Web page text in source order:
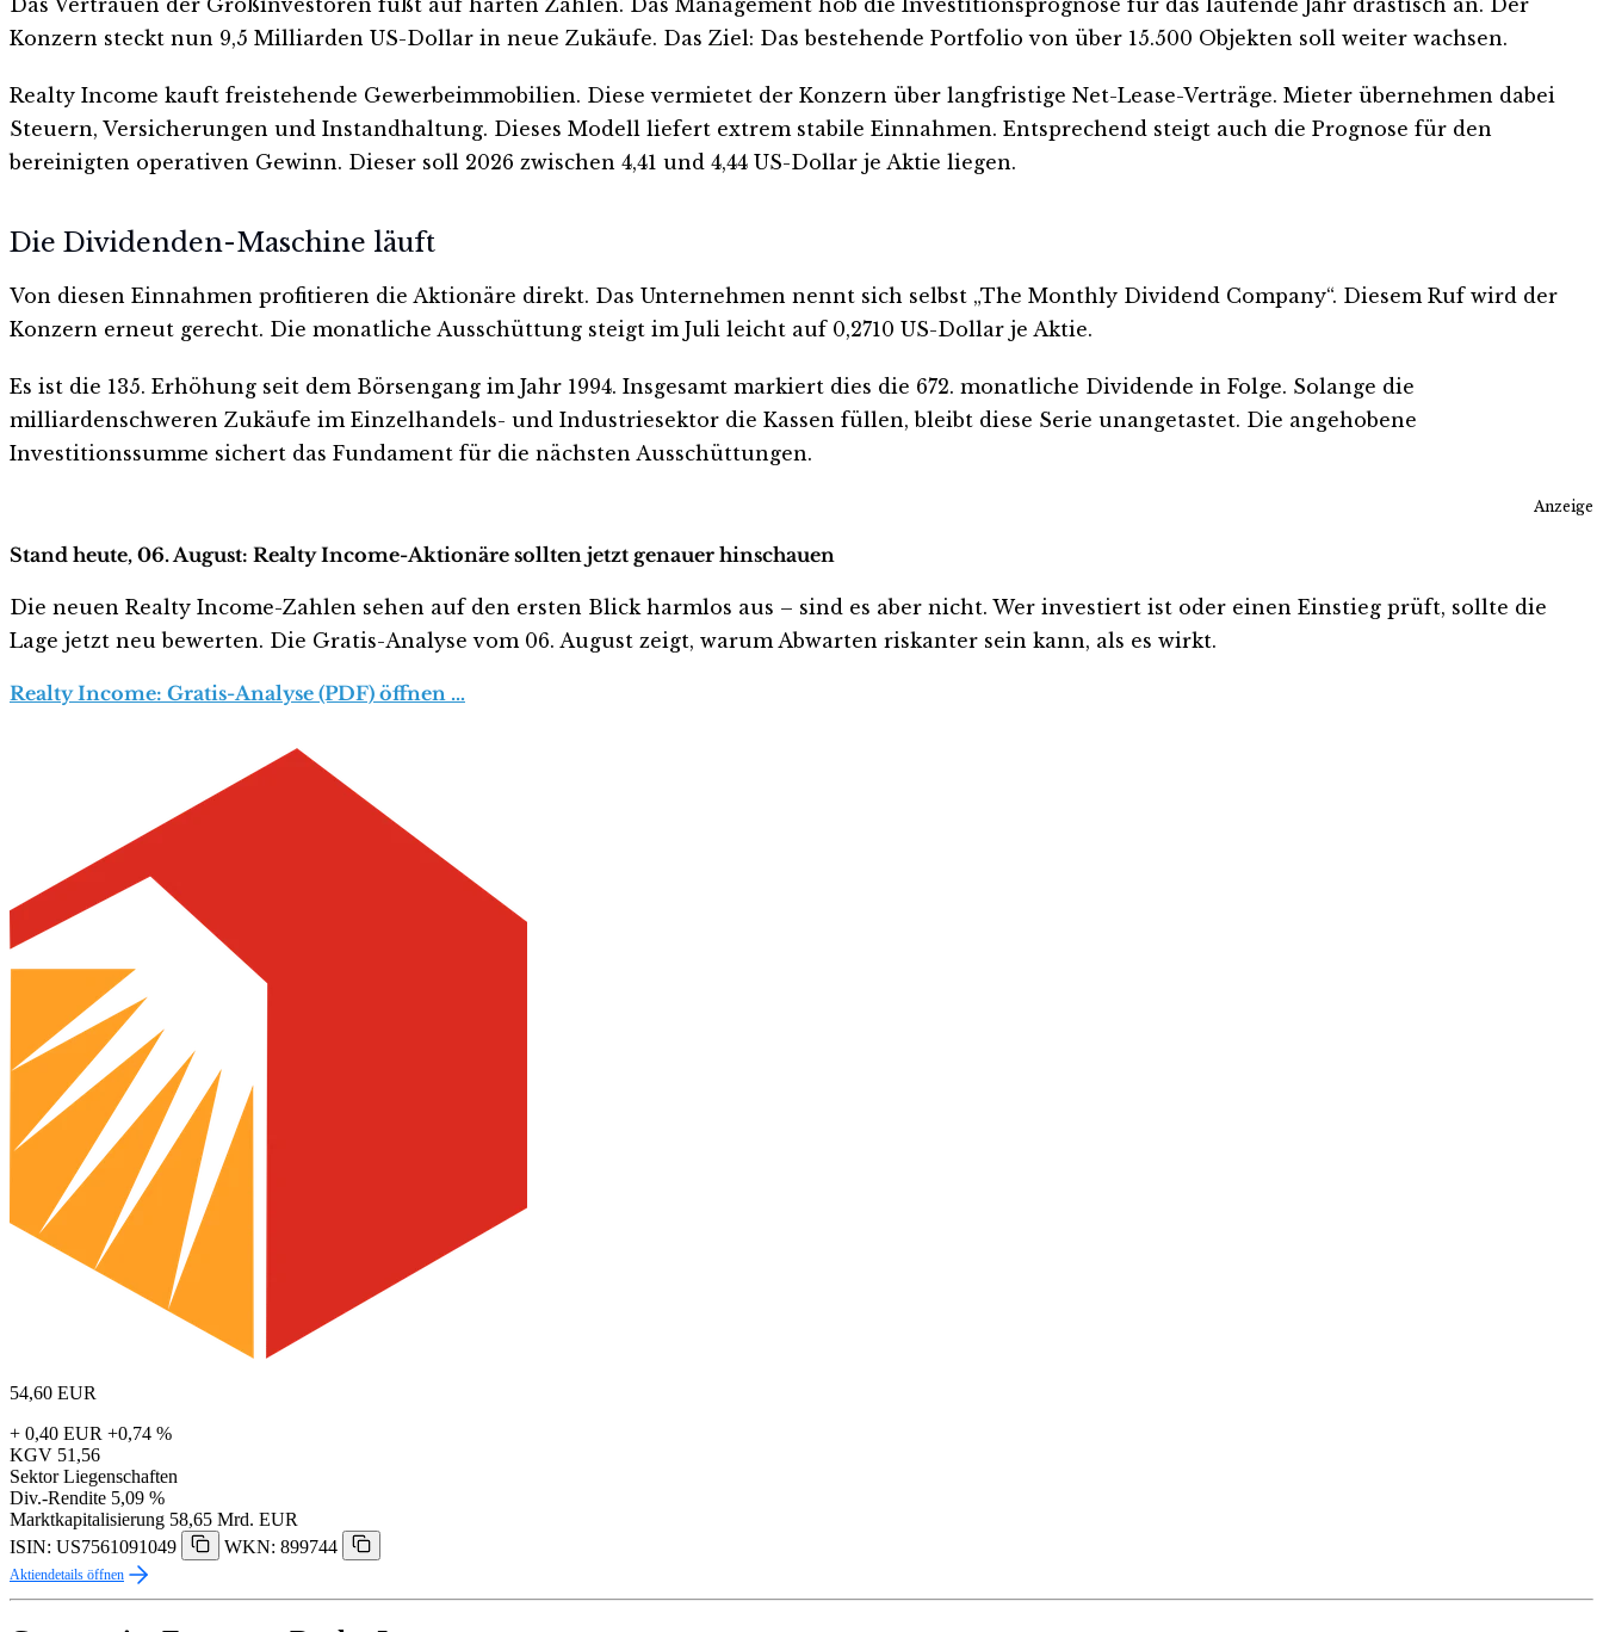
Das Vertrauen der Großinvestoren fußt auf harten Zahlen. Das Management hob die Investitionsprognose für das laufende Jahr drastisch an. Der
Konzern steckt nun 9,5 Milliarden US-Dollar in neue Zukäufe. Das Ziel: Das bestehende Portfolio von über 15.500 Objekten soll weiter wachsen.
Realty Income kauft freistehende Gewerbeimmobilien. Diese vermietet der Konzern über langfristige Net-Lease-Verträge. Mieter übernehmen dabei
Steuern, Versicherungen und Instandhaltung. Dieses Modell liefert extrem stabile Einnahmen. Entsprechend steigt auch die Prognose für den
bereinigten operativen Gewinn. Dieser soll 2026 zwischen 4,41 und 4,44 US-Dollar je Aktie liegen.
Die Dividenden-Maschine läuft
Von diesen Einnahmen profitieren die Aktionäre direkt. Das Unternehmen nennt sich selbst „The Monthly Dividend Company“. Diesem Ruf wird der
Konzern erneut gerecht. Die monatliche Ausschüttung steigt im Juli leicht auf 0,2710 US-Dollar je Aktie.
Es ist die 135. Erhöhung seit dem Börsengang im Jahr 1994. Insgesamt markiert dies die 672. monatliche Dividende in Folge. Solange die
milliardenschweren Zukäufe im Einzelhandels- und Industriesektor die Kassen füllen, bleibt diese Serie unangetastet. Die angehobene
Investitionssumme sichert das Fundament für die nächsten Ausschüttungen.
Anzeige
Stand heute, 06. August: Realty Income-Aktionäre sollten jetzt genauer hinschauen
Die neuen Realty Income-Zahlen sehen auf den ersten Blick harmlos aus – sind es aber nicht. Wer investiert ist oder einen Einstieg prüft, sollte die
Lage jetzt neu bewerten. Die Gratis-Analyse vom 06. August zeigt, warum Abwarten riskanter sein kann, als es wirkt.
Realty Income: Gratis-Analyse (PDF) öffnen …
54,60 EUR
+ 0,40 EUR +0,74 %
KGV 51,56
Sektor Liegenschaften
Div.-Rendite 5,09 %
Marktkapitalisierung 58,65 Mrd. EUR
ISIN: US7561091049
WKN: 899744
Aktiendetails öffnen